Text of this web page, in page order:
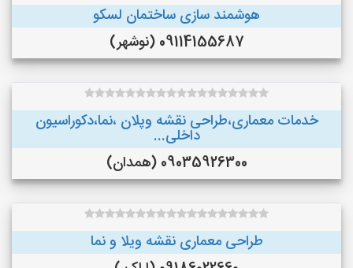
هوشمند سازی ساختمان لسکو
09114155687 (نوشهر)
خدمات معماری،طراحی نقشه وپلان ،نما،دکوراسیون
داخلی...
09035926300 (همدان)
طراحی معماری نقشه ویلا و نما